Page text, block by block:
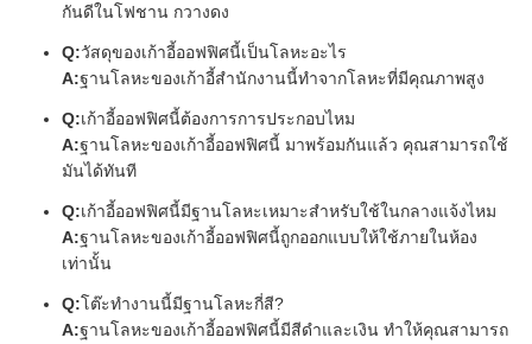
กันดีในโฟชาน กวางดง
Q:วัสดุของเก้าอี้ออฟฟิศนี้เป็นโลหะอะไร
A:ฐานโลหะของเก้าอี้สํานักงานนี้ทําจากโลหะที่มีคุณภาพสูง
Q:เก้าอี้ออฟฟิศนี้ต้องการการประกอบไหม
A:ฐานโลหะของเก้าอี้ออฟฟิศนี้ มาพร้อมกันแล้ว คุณสามารถใช้
มันได้ทันที
Q:เก้าอี้ออฟฟิศนี้มีฐานโลหะเหมาะสําหรับใช้ในกลางแจ้งไหม
A:ฐานโลหะของเก้าอี้ออฟฟิศนี้ถูกออกแบบให้ใช้ภายในห้อง
เท่านั้น
Q:โต๊ะทํางานนี้มีฐานโลหะกี่สี?
A:ฐานโลหะของเก้าอี้ออฟฟิศนี้มีสีดําและเงิน ทําให้คุณสามารถ